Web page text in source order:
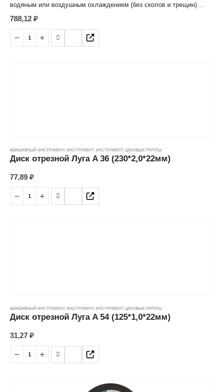
водяным или воздушным охлаждением (без сколов и трещин)
бетона, природного и искусственного камня, огнеупорного
кирпича, мрамора, гранита и иных строительных материалов.
*Отвод тепла происходит за счет специального профиля режущей
кромки диска, выполненной в виде турбины.
788,12 ₽
АБРАЗИВНЫЙ ИНСТРУМЕНТ, ИНСТРУМЕНТ, ИНСТРУМЕНТ, ЦЕНОВЫЕ ГРУППЫ
Диск отрезной Луга A 36 (230*2,0*22мм)
77,89 ₽
АБРАЗИВНЫЙ ИНСТРУМЕНТ, ИНСТРУМЕНТ, ИНСТРУМЕНТ, ЦЕНОВЫЕ ГРУППЫ
Диск отрезной Луга A 54 (125*1,0*22мм)
31,27 ₽